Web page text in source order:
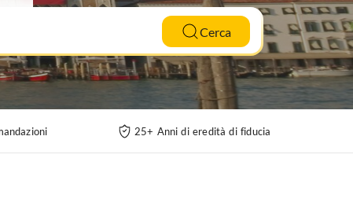
Cerca
25+ Anni di eredità di fiducia